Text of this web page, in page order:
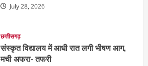
July 28, 2026
छत्तीसगढ़
संस्कृत विद्यालय में आधी रात लगी भीषण आग,
मची अफरा- तफरी